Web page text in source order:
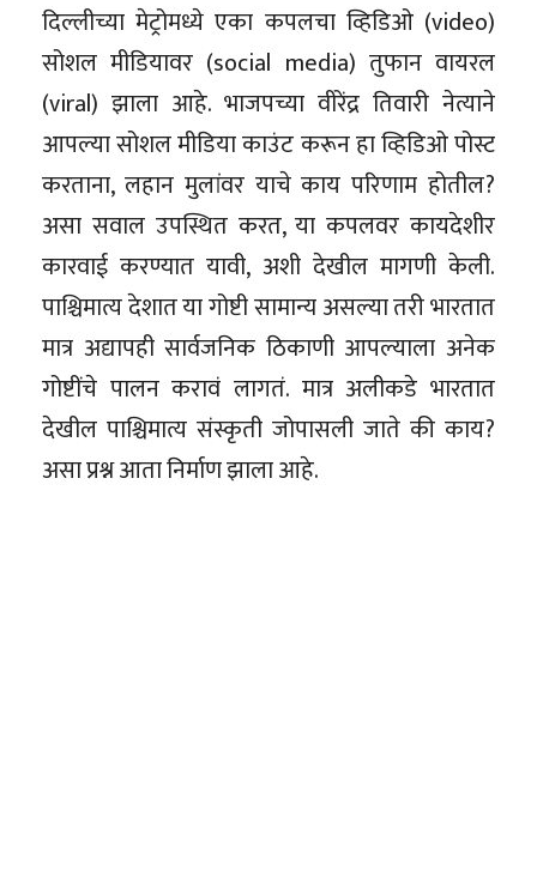
दिल्लीच्या मेट्रोमध्ये एका कपलचा व्हिडिओ (video)
सोशल मीडियावर (social media) तुफान वायरल
(viral) झाला आहे. भाजपच्या वीरेंद्र तिवारी नेत्याने
आपल्या सोशल मीडिया काउंट करून हा व्हिडिओ पोस्ट
करताना, लहान मुलांवर याचे काय परिणाम होतील?
असा सवाल उपस्थित करत, या कपलवर कायदेशीर
कारवाई करण्यात यावी, अशी देखील मागणी केली.
पाश्चिमात्य देशात या गोष्टी सामान्य असल्या तरी भारतात
मात्र अद्यापही सार्वजनिक ठिकाणी आपल्याला अनेक
गोष्टींचे पालन करावं लागतं. मात्र अलीकडे भारतात
देखील पाश्चिमात्य संस्कृती जोपासली जाते की काय?
असा प्रश्न आता निर्माण झाला आहे.